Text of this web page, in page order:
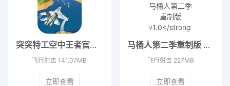
突突特工空中王者官方版 V1.2
飞行射击 141.07MB
立即查看
马桶人第二季重制版 v1.0
飞行射击 227MB
立即查看